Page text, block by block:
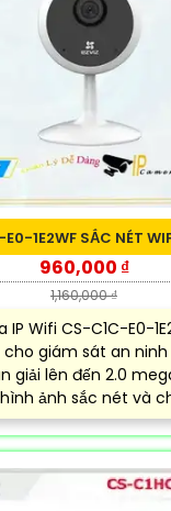
1E2WF SẮC NÉT
960,000 ₫
1,160,000 ₫
Wifi CS-C1C-E0-
giám sát an
giải lên đến 2.0
ảnh sắc nét và